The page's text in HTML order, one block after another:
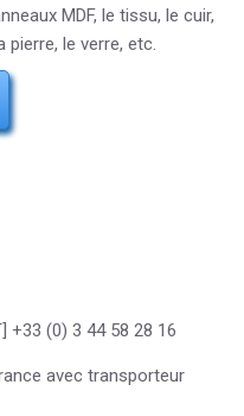
MDF, le tissu, le cuir,
pierre, le verre, etc.
(0) 3 44 58 28 16
avec transporteur